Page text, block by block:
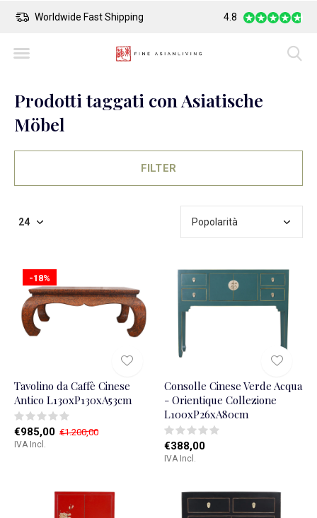
Safe Payment Largest Collection
4.8
Prodotti taggati con Asiatische
Möbel
FILTER
-18%
Tavolino da Caffè Cinese
Antico L130xP130xA53cm
€985,00 €1.200,00
IVA Incl.
Consolle Cinese Verde Acqua
- Orientique Collezione
L100xP26xA80cm
€388,00
IVA Incl.